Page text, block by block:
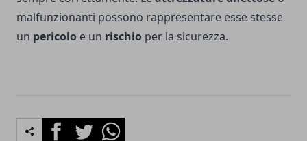
malfunzionanti possono rappresentare esse stesse
un pericolo e un rischio per la sicurezza.
FacebookTwitterWhatsapp